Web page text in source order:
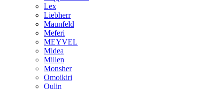
Lex
Liebherr
Maunfeld
Meferi
MEYVEL
Midea
Millen
Monsher
Omoikiri
Oulin